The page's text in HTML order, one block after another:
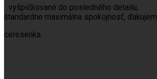
...vyšpičkované do posledného detailu,
štandardne maximálna spokojnosť, ďakujem.
ceresenka